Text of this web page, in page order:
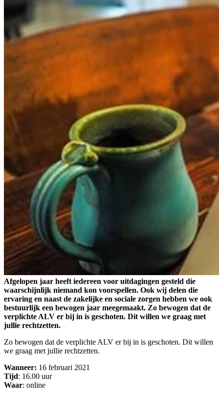
Afgelopen jaar heeft iedereen voor uitdagingen gesteld die
waarschijnlijk niemand kon voorspellen. Ook wij delen die
ervaring en naast de zakelijke en sociale zorgen hebben we ook
bestuurlijk een bewogen jaar meegemaakt. Zo bewogen dat de
verplichte ALV er bij in is geschoten. Dit willen we graag met
jullie rechtzetten.
Zo bewogen dat de verplichte ALV er bij in is geschoten. Dit willen
we graag met jullie rechtzetten.
Wanneer: 16 februari 2021
Tijd: 16.00 uur
Waar: online